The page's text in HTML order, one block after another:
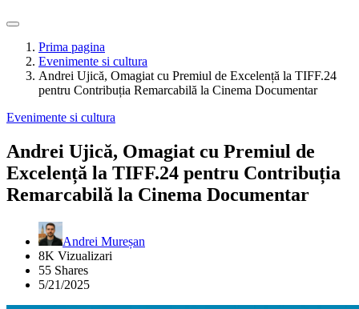
Prima pagina
Evenimente si cultura
Andrei Ujică, Omagiat cu Premiul de Excelență la TIFF.24
pentru Contribuția Remarcabilă la Cinema Documentar
Evenimente si cultura
Andrei Ujică, Omagiat cu Premiul de
Excelență la TIFF.24 pentru Contribuția
Remarcabilă la Cinema Documentar
Andrei Mureșan
8K Vizualizari
55 Shares
5/21/2025